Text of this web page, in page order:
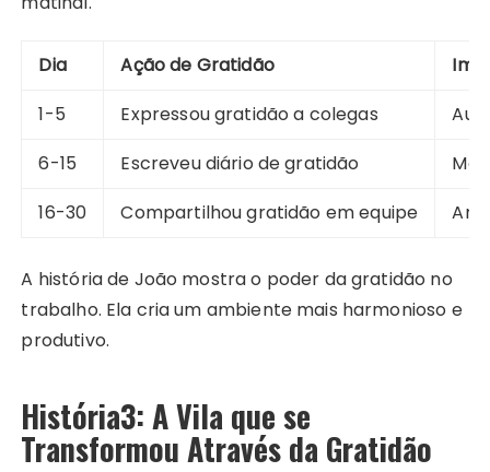
Dia Ação de Gratidão
1-5
Expressou gratidão a colegas
6-15
Escreveu diário de gratidão
16-30
Compartilhou gratidão em equipe
A história de João mostra o poder da gratidão no
trabalho. Ela cria um ambiente mais harmonioso e
produtivo.
História3: A Vila que se
Transformou Através da Gratidão